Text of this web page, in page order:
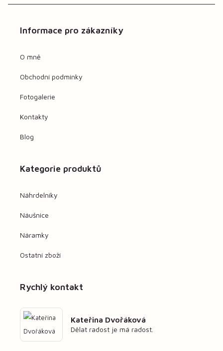
Informace pro zákazníky
O mně
Obchodní podmínky
Fotogalerie
Kontakty
Blog
Kategorie produktů
Náhrdelníky
Náušnice
Náramky
Ostatní zboží
Rychlý kontakt
Kateřina Dvořáková
Dělat radost je má radost.